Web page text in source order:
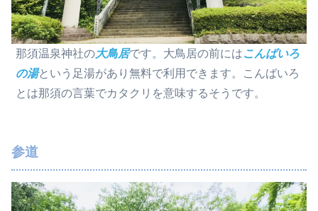
那須温泉神社の大鳥居です。大鳥居の前にはこんばいろ
の湯という足湯があり無料で利用できます。こんばいろ
とは那須の言葉でカタクリを意味するそうです。
参道